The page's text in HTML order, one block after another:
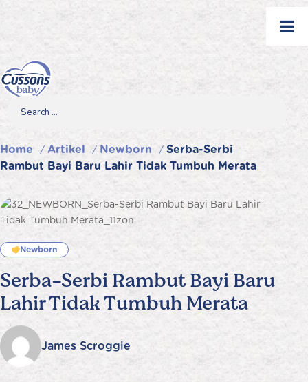
Search
Home / Artikel / Newborn / Serba-Serbi
Rambut Bayi Baru Lahir Tidak Tumbuh Merata
Newborn
Serba-Serbi Rambut Bayi Baru
Lahir Tidak Tumbuh Merata
James Scroggie